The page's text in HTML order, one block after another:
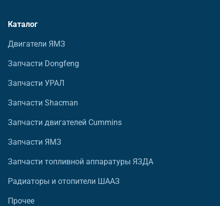
Каталог
Двигатели ЯМЗ
Запчасти Dongfeng
Запчасти УРАЛ
Запчасти Shacman
Запчасти двигателей Cummins
Запчасти ЯМЗ
Запчасти топливной аппаратуры ЯЗДА
Радиаторы и отопители ШААЗ
Прочее